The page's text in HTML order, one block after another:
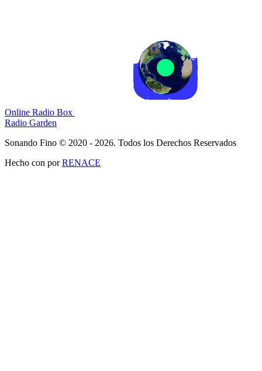
Online Radio Box
Radio Garden
Sonando Fino © 2020 - 2026. Todos los Derechos Reservados
Hecho con porRENACE